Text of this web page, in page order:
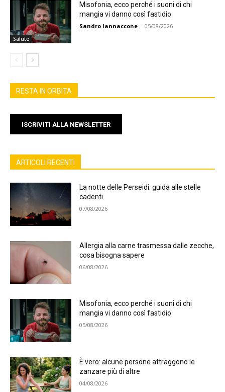
Salute
Misofonia, ecco perché i suoni di chi
mangia vi danno così fastidio
Sandro Iannaccone - 05/08/2026
RESTA IN ORBITA
ISCRIVITI ALLA NEWSLETTER
ARTICOLI RECENTI
La notte delle Perseidi: guida alle stelle
cadenti
07/08/2026
Allergia alla carne trasmessa dalle zecche,
cosa bisogna sapere
06/08/2026
Misofonia, ecco perché i suoni di chi
mangia vi danno così fastidio
05/08/2026
È vero: alcune persone attraggono le
zanzare più di altre
04/08/2026